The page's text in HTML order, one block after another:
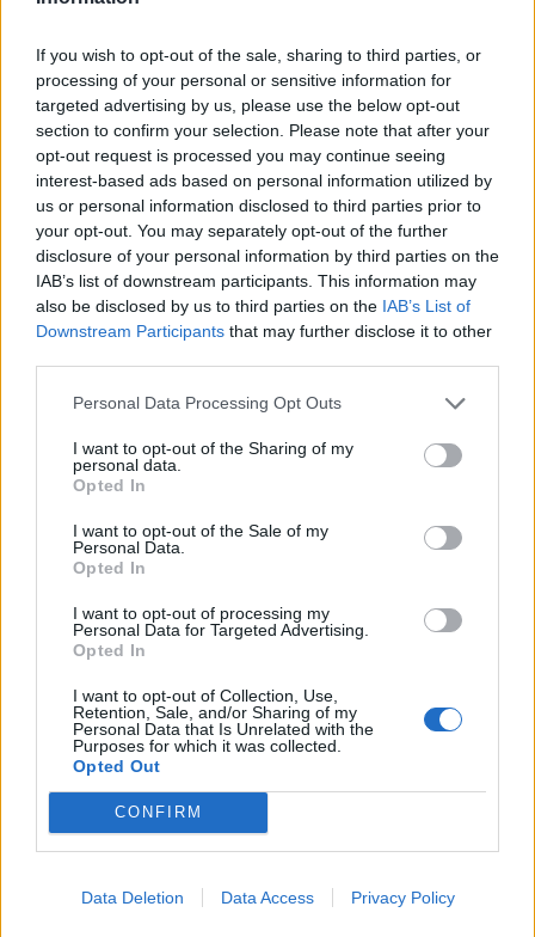
If you wish to opt-out of the sale, sharing to third parties, or
processing of your personal or sensitive information for
targeted advertising by us, please use the below opt-out
section to confirm your selection. Please note that after your
opt-out request is processed you may continue seeing
interest-based ads based on personal information utilized by
us or personal information disclosed to third parties prior to
your opt-out. You may separately opt-out of the further
disclosure of your personal information by third parties on the
IAB’s list of downstream participants. This information may
also be disclosed by us to third parties on the IAB’s List of
Downstream Participants that may further disclose it to other
Personal Data Processing Opt Outs
I want to opt-out of the Sharing of my
personal data.
Opted In
I want to opt-out of the Sale of my
Personal Data.
Opted In
I want to opt-out of processing my
Personal Data for Targeted Advertising.
Opted In
I want to opt-out of Collection, Use,
Retention, Sale, and/or Sharing of my
Personal Data that Is Unrelated with the
Purposes for which it was collected.
Opted Out
CONFIRM
Data Deletion Data Access Privacy Policy
modo più flessibile e agli studenti di apprendere in base alle loro
esigenze individuali.
Visione e Impegno di Huawei
Huawei, riflettendo sulla sua partecipazione al MWC2024, ha
dichiarato di raddoppiare gli sforzi per offrire prodotti e soluzioni per
infrastrutture digitali più intelligenti. Ernest Zhang, Presidente,
Global Partner, Commercial & Distribution, Enterprise Sales, Huawei,
ha affermato che l’azienda continuerà a lavorare con i partner,
ottimizzando le politiche di sviluppo dei partner e costruendo
partenariati vantaggiosi per tutti.
Conclusione
Il MWC2024 ha fornito a Huawei una piattaforma per presentare la
propria visione e i progressi nell’offerta di soluzioni avanzate per la
trasformazione digitale delle imprese. L’azienda ha dimostrato un
impegno costante nell’innovazione, con un focus specifico sulla
di settori. La partecipazione attiva di Huawei al MWC2024 segna un
passo avanti nell’integrazione delle tecnologie più avanzate per
Condividi questo articolo:
E-mail LinkedIn Facebook X
Mastodon Telegram
Stampa Altro